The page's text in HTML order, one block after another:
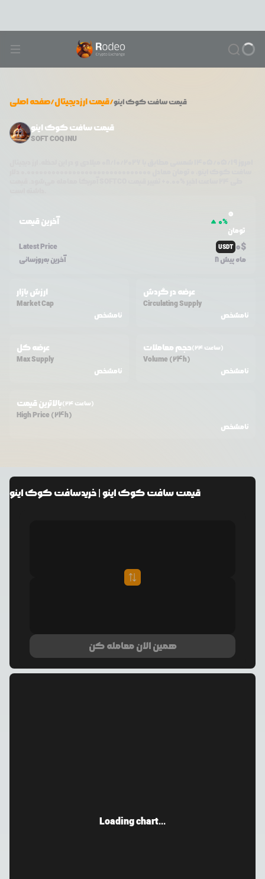
صفحه اصلی/قیمت ارزدیجیتال/ قیمتسافت کوک اینو
قیمت سافت کوک اینو
SOFT COQ INU
آخرین قیمت 0%
0
تومان
Latest Price
USDT 0$
آخرین به‌روزسانی 8 ماه پیش
ارزش بازار
Market Cap
نامشخص
عرضه در گردش
Circulating Supply
نامشخص
عرضه کل
Max Supply
نامشخص
حجم معاملات (24 ساعت)
Volume (24h)
نامشخص
بالاترین قیمت (24 ساعت)
High Price (24h)
نامشخص
قیمتسافت کوک اینو| خریدسافت کوک اینو
همین الان معامله کن
Loading chart...